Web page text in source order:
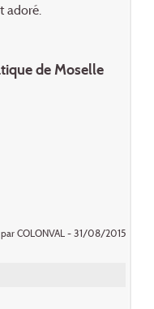
adoré.
de Moselle
par COLONVAL - 31/08/2015